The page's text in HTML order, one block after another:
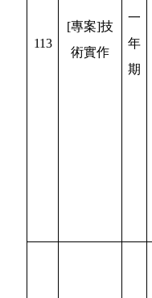
113
[專案]技
術實作
一
年
期